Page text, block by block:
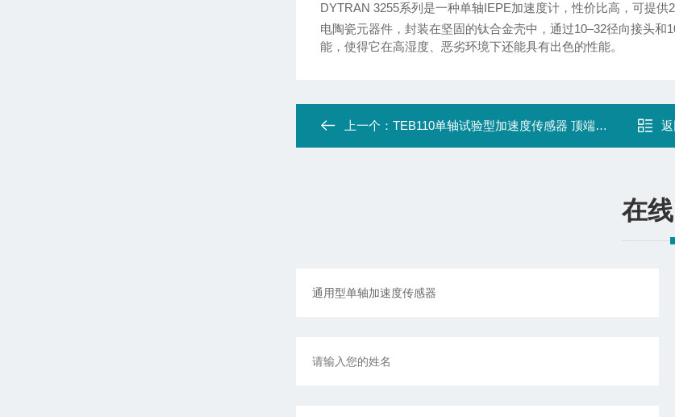
DYTRAN 3255系列是一种单轴IEPE加速度计，性价比高，可提
电陶瓷元器件，封装在坚固的钛合金壳中，通过10–32径向接头
能，使得它在高湿度、恶劣环境下还能具有出色的性能。
上一个：TEB110单轴试验型加速度传感器 顶端出线
在